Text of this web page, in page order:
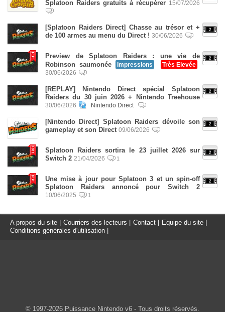
Splatoon Raiders gratuits à récupérer 15/07/2026
[Splatoon Raiders Direct] Chasse au trésor et +
de 100 armes au menu du Direct ! 30/06/2026
Preview de Splatoon Raiders : une vie de
Robinson saumonée
Impressions
Très Elevée
30/06/2026
[REPLAY] Nintendo Direct spécial Splatoon
Raiders du 30 juin 2026 + Nintendo Treehouse
30/06/2026 Nintendo Direct
[Nintendo Direct] Splatoon Raiders dévoile son
gameplay et son Direct 09/06/2026
Splatoon Raiders sortira le 23 juillet 2026 sur
Switch 2 21/04/2026 1
Une mise à jour pour Splatoon 3 et un spin-off
Splatoon Raiders annoncé pour Switch 2
10/06/2025 1
A propos du site Courriers des lecteurs Contact Equipe du site
Conditions générales d'utilisation
© 1997-2026 Puissance Nintendo v6 - Tous droits réservés.